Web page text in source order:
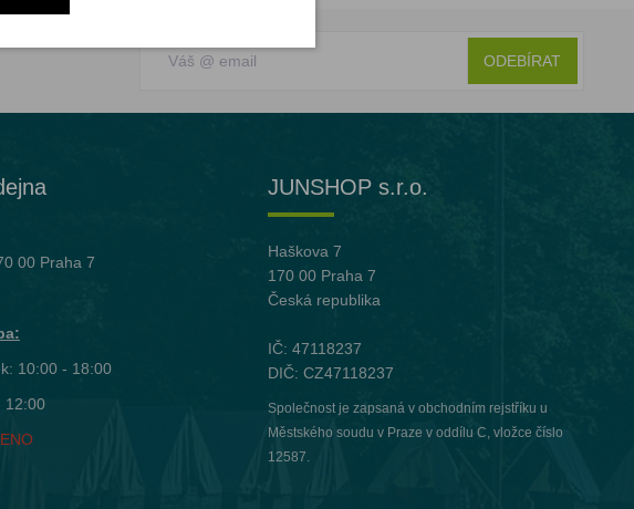
ODEBÍRAT
00 Praha 7
10:00 - 18:00
12:00
JUNSHOP s.r.o.
Haškova 7
170 00 Praha 7
Česká republika
IČ: 47118237
DIČ: CZ47118237
Společnost je zapsaná v obchodním rejstříku u
Městského soudu v Praze v oddílu C, vložce číslo
12587.